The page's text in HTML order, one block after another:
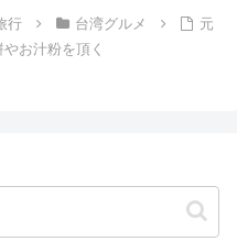
行 台湾グルメ
元
お汁粉を頂く